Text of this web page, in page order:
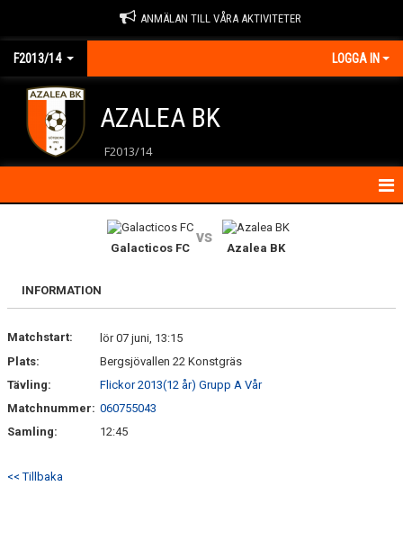
ANMÄLAN TILL VÅRA AKTIVITETER
F2013/14 LOGGA IN
AZALEA BK
F2013/14
KONTAKT
MATCHER
Galacticos FC
vs
Azalea BK
INFORMATION
Matchstart:
lör 07 juni, 13:15
Plats:
Bergsjövallen 22 Konstgräs
Tävling:
Flickor 2013(12 år) Grupp A Vår
Matchnummer: 060755043
Samling:
12:45
<< Tillbaka